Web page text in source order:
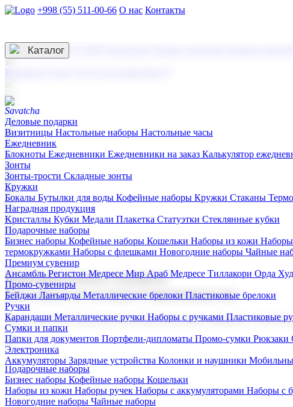
+998 (55) 511-00-66 О нас Контакты
3D гравировка
☰
Контакты
Каталог
Деловые подарки
Визитницы Настольные наборы Настольные часы
Ежедневник
Блокноты Ежедневники Ежедневники на заказ Калькулятор
Зонты
Зонты-трости Складные зонты
Кружки
Бокалы Бутылки для воды Кофейные наборы Кружки Стаканы
Наградная продукция
Kристаллы Кубки Медали Плакетка Статуэтки Стеклянные кубки
Подарочные наборы
Бизнес наборы Кофейные наборы Кошельки Наборы из кожи
термокружками Наборы с флешками Новогодние наборы Чайные
Премиум сувенир
Ансамбль Регистон Медресе Мир Араб Медресе Тиллакори Орда
Промо-сувениры
Бейджи Ланъярды Металлические брелоки Пластиковые брелоки
Ручки
Карандаши Металлические ручки Наборы с ручками Пластиковые
Сумки и папки
Папки для документов Портфели-дипломаты Промо-сумки Рюкзаки
Электроника
Аккумуляторы Зарядные устройства Колонки и наушники
Корпоративные подарки
Поставка со склада и производство
Мы предлагаем широкий выбор корпоративных подарков и
Подарочные наборы
Бизнес наборы Кофейные наборы Кошельки
Наборы из кожи Наборы ручек Наборы с аккумуляторами Наборы с
Новогодние наборы Чайные наборы